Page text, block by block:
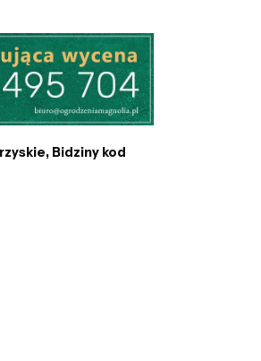
Bidziny kod